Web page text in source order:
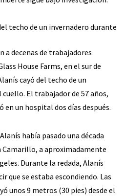
techo de un invernadero durante
a decenas de trabajadores
House Farms, en el sur de
cayó del techo de un
El trabajador de 57 años,
un hospital dos días después.
había pasado una década
a aproximadamente
Durante la redada, Alanís
que se estaba escondiendo. Las
unos 9 metros (30 pies) desde el